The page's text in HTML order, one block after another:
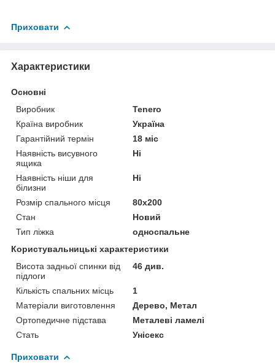
Приховати
Характеристики
Основні
Виробник
Tenero
Країна виробник
Україна
Гарантійний термін
18 міс
Наявність висувного
ящика
Ні
Наявність ніши для
білизни
Ні
Розмір спального місця
80х200
Стан
Новий
Тип ліжка
односпальне
Користувальницькі характеристики
Висота задньої спинки від
підлоги
46 див.
Кількість спальних місць
1
Матеріали виготовлення
Дерево, Метал
Ортопедичне підстава
Металеві ламелі
Стать
Унісекс
Приховати